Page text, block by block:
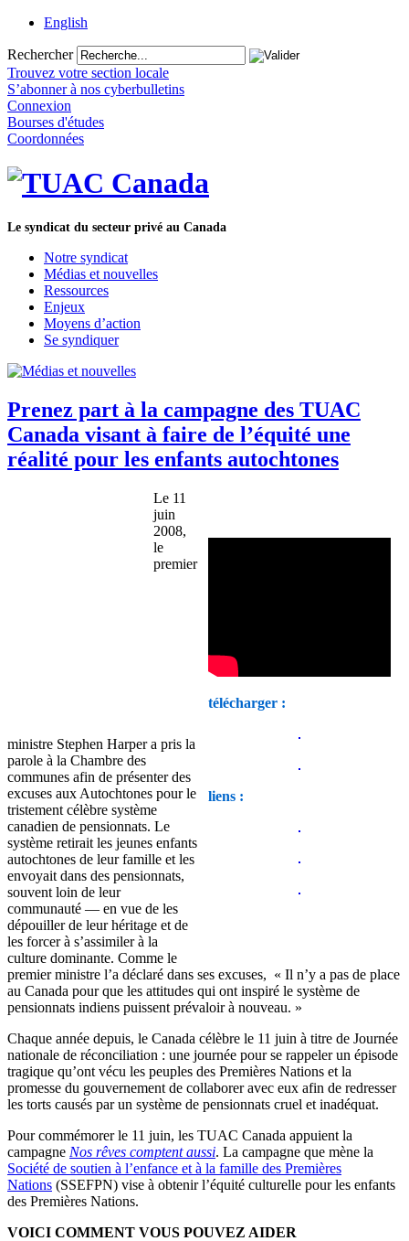
English
Rechercher
Trouvez votre section locale
S’abonner à nos cyberbulletins
Connexion
Bourses d'études
Coordonnées
Le syndicat du secteur privé au Canada
Notre syndicat
Médias et nouvelles
Ressources
Enjeux
Moyens d’action
Se syndiquer
Prenez part à la campagne des TUAC
Canada visant à faire de l’équité une
réalité pour les enfants autochtones
télécharger :
liens :
Le 11
juin
2008,
le
premier
ministre Stephen Harper a pris la
parole à la Chambre des
communes afin de présenter des
excuses aux Autochtones pour le
tristement célèbre système
canadien de pensionnats. Le
système retirait les jeunes enfants
autochtones de leur famille et les
envoyait dans des pensionnats,
souvent loin de leur
communauté — en vue de les
dépouiller de leur héritage et de
les forcer à s’assimiler à la
culture dominante. Comme le
premier ministre l’a déclaré dans ses excuses, « Il n’y a pas de place
au Canada pour que les attitudes qui ont inspiré le système de
pensionnats indiens puissent prévaloir à nouveau. »
Chaque année depuis, le Canada célèbre le 11 juin à titre de Journée
nationale de réconciliation : une journée pour se rappeler un épisode
tragique qu’ont vécu les peuples des Premières Nations et la
promesse du gouvernement de collaborer avec eux afin de redresser
les torts causés par un système de pensionnats cruel et inadéquat.
Pour commémorer le 11 juin, les TUAC Canada appuient la
campagne Nos rêves comptent aussi. La campagne que mène la
Société de soutien à l’enfance et à la famille des Premières
Nations (SSEFPN) vise à obtenir l’équité culturelle pour les enfants
des Premières Nations.
VOICI COMMENT VOUS POUVEZ AIDER